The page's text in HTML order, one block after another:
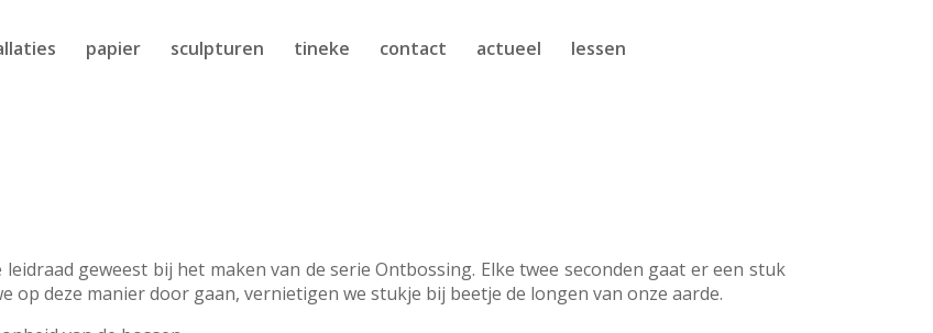
papier sculpturen tineke contact actueel lessen
geweest bij het maken van de serie Ontbossing. Elke twee seconden gaat er een stuk
op deze manier door gaan, vernietigen we stukje bij beetje de longen van onze aarde.